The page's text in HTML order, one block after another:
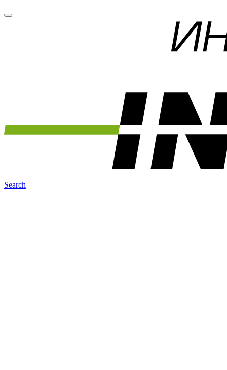
Search